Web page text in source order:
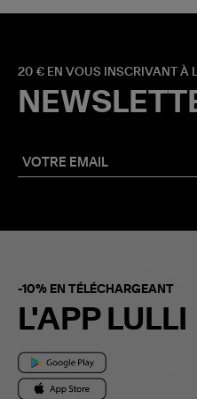
20 € EN VOUS INSCRIVANT À
-10% EN TÉLÉCHARGEANT
L'APP LULLI